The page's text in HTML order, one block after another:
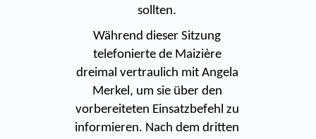
sollten.
Während dieser Sitzung
telefonierte de Maizière
dreimal vertraulich mit Angela
Merkel, um sie über den
vorbereiteten Einsatzbefehl zu
informieren. Nach dem dritten